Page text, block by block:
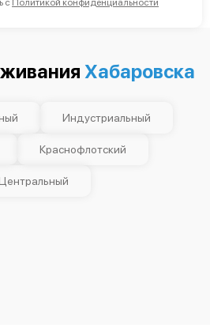
Хабаровска
Индустриальный
Краснофлотский